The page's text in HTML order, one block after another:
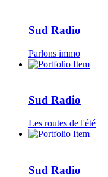
Sud Radio
Parlons immo
Sud Radio
Les routes de l'été
Sud Radio